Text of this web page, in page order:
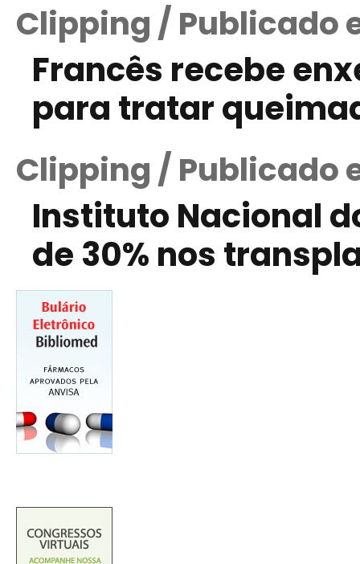
Clipping / Publicado
Francês recebe
para tratar
Clipping / Publicado
Instituto Nacional
de 30% nos